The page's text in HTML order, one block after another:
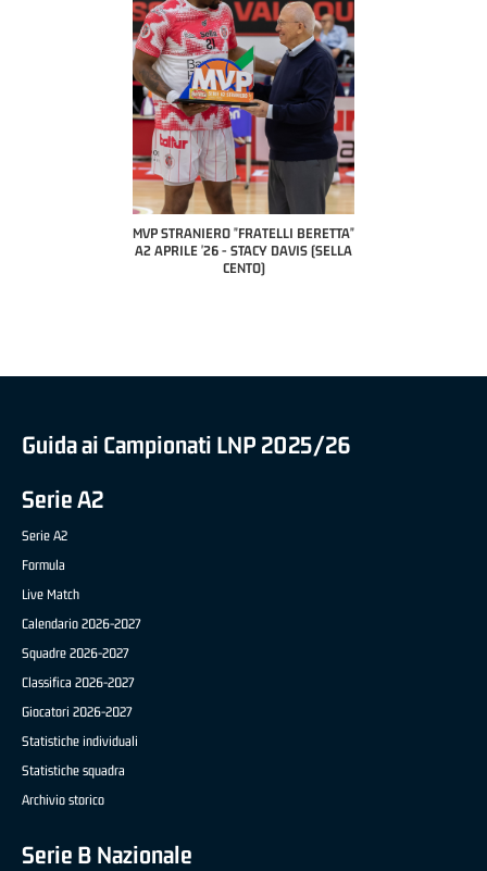
MVP STRANIERO "FRATELLI BERETTA"
A2 APRILE '26 - STACY DAVIS (SELLA
CENTO)
MVP "FRATELLI
Guida ai Campionati LNP 2025/26
Serie A2
Serie A2
Formula
Live Match
Calendario 2026-2027
Squadre 2026-2027
Classifica 2026-2027
Giocatori 2026-2027
Statistiche individuali
Statistiche squadra
Archivio storico
Serie B Nazionale